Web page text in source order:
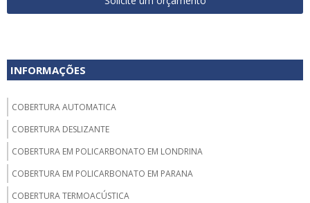
INFORMAÇÕES
COBERTURA AUTOMATICA
COBERTURA DESLIZANTE
COBERTURA EM POLICARBONATO EM LONDRINA
COBERTURA EM POLICARBONATO EM PARANA
COBERTURA TERMOACÚSTICA